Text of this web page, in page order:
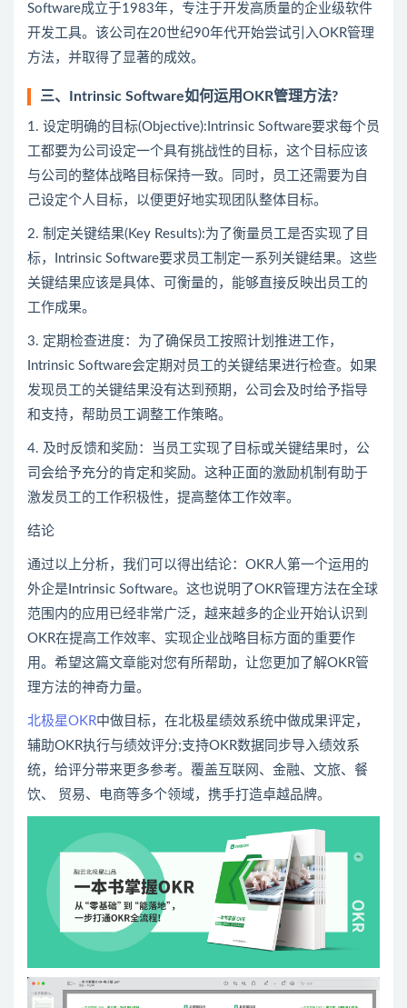
Software成立于1983年，专注于开发高质量的企业级软件
开发工具。该公司在20世纪90年代开始尝试引入OKR管理
方法，并取得了显著的成效。
三、Intrinsic Software如何运用OKR管理方法?
1. 设定明确的目标(Objective):Intrinsic Software要求每个员
工都要为公司设定一个具有挑战性的目标，这个目标应该
与公司的整体战略目标保持一致。同时，员工还需要为自
己设定个人目标，以便更好地实现团队整体目标。
2. 制定关键结果(Key Results):为了衡量员工是否实现了目
标，Intrinsic Software要求员工制定一系列关键结果。这些
关键结果应该是具体、可衡量的，能够直接反映出员工的
工作成果。
3. 定期检查进度：为了确保员工按照计划推进工作，
Intrinsic Software会定期对员工的关键结果进行检查。如果
发现员工的关键结果没有达到预期，公司会及时给予指导
和支持，帮助员工调整工作策略。
4. 及时反馈和奖励：当员工实现了目标或关键结果时，公
司会给予充分的肯定和奖励。这种正面的激励机制有助于
激发员工的工作积极性，提高整体工作效率。
结论
通过以上分析，我们可以得出结论：OKR人第一个运用的
外企是Intrinsic Software。这也说明了OKR管理方法在全球
范围内的应用已经非常广泛，越来越多的企业开始认识到
OKR在提高工作效率、实现企业战略目标方面的重要作
用。希望这篇文章能对您有所帮助，让您更加了解OKR管
理方法的神奇力量。
北极星OKR中做目标，在北极星绩效系统中做成果评定，
辅助OKR执行与绩效评分;支持OKR数据同步导入绩效系
统，给评分带来更多参考。覆盖互联网、金融、文旅、餐
饮、 贸易、电商等多个领域，携手打造卓越品牌。